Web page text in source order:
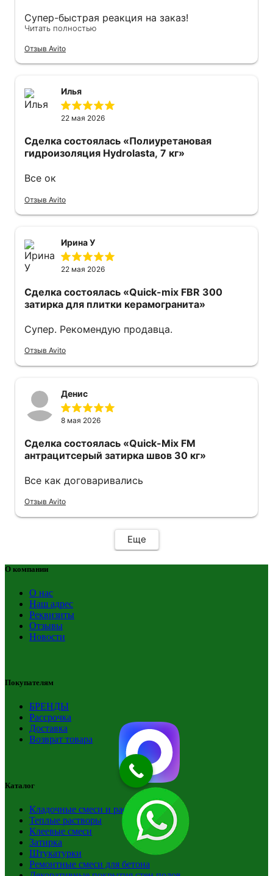
Супер-быстрая реакция на заказ!
Оперативно отправили курьера с мешками!
Рекомендую.
Читать полностью
Отзыв Avito
Илья
22 мая 2026
Сделка состоялась «Полиуретановая
гидроизоляция Hydrolasta, 7 кг»
Все ок
Отзыв Avito
Ирина У
22 мая 2026
Сделка состоялась «Quick-mix FBR 300
затирка для плитки керамогранита»
Супер. Рекомендую продавца.
Отзыв Avito
Денис
8 мая 2026
Сделка состоялась «Quick-Mix FM
антрацитсерый затирка швов 30 кг»
Все как договаривались
Отзыв Avito
Еще
О компании
О нас
Наш адрес
Реквизиты
Отзывы
Новости
Покупателям
БРЕНДЫ
Рассрочка
Доставка
Возврат товара
Каталог
Кладочные смеси и растворы
Теплые растворы
Клеевые смеси
Затирка
Штукатурки
Ремонтные смеси для бетона